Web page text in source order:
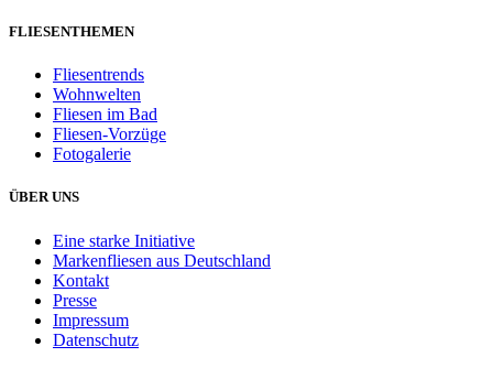
FLIESENTHEMEN
Fliesentrends
Wohnwelten
Fliesen im Bad
Fliesen-Vorzüge
Fotogalerie
ÜBER UNS
Eine starke Initiative
Markenfliesen aus Deutschland
Kontakt
Presse
Impressum
Datenschutz